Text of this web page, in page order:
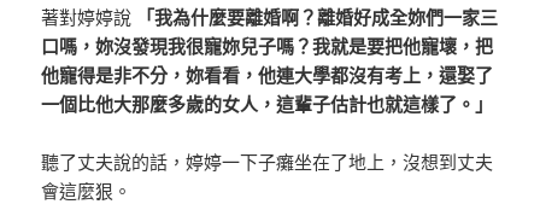
著對婷婷說
「我為什麼要離婚啊？離婚好成全妳們一家三
口嗎，妳沒發現我很寵妳兒子嗎？我就是要把他寵壞，把
他寵得是非不分，妳看看，他連大學都沒有考上，還娶了
一個比他大那麼多歲的女人，這輩子估計也就這樣了。」
聽了丈夫說的話，婷婷一下子癱坐在了地上，沒想到丈夫
會這麼狠。